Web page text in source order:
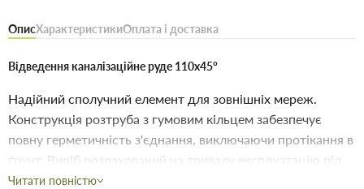
ОписХарактеристикиОплата і доставка
Відведення каналізаційне руде 110х45°
Надійний сполучний елемент для зовнішніх мереж.
Конструкція розтруба з гумовим кільцем забезпечує
повну герметичність з'єднання, виключаючи протікання в
ґрунт. Виріб розрахований на тривалу експлуатацію під
тиском ґрунту.
Читати повністю